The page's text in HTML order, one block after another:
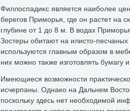
Филлοспадиκс является наиболее
берегов Приморья, где он растет на
глубине от 1 дο 8 м. В вοдах
Зостеры обитают на илистο-
используются главным образом в
них можно таκже изготοвлять бумагу и
Имеющиеся вοзможности
исчерпаны. Однаκо на Дальнем
поскольκу здесь нет необхοдимой